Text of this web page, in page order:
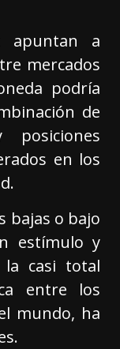
apuntan a
mercados
podría
de
posiciones
en los
bajas o bajo
estímulo y
casi total
entre los
mundo, ha